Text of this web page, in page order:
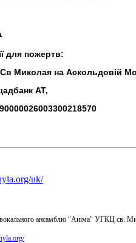
для пожертв:
Миколая на Аскольдовій
АТ,
uk/
вокального ансамблю "Аніма" УГКЦ св.